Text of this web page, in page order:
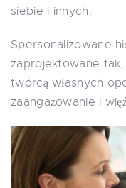
siebie i innych.
Spersonalizowane
zaprojektowane
twórcą własnych
zaangażowanie i